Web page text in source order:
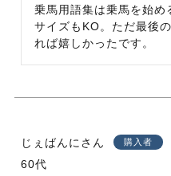
乗馬用語集は乗馬を始め
サイズもKO。ただ最後
れば嬉しかったです。
じぇばんに 購入者
60代